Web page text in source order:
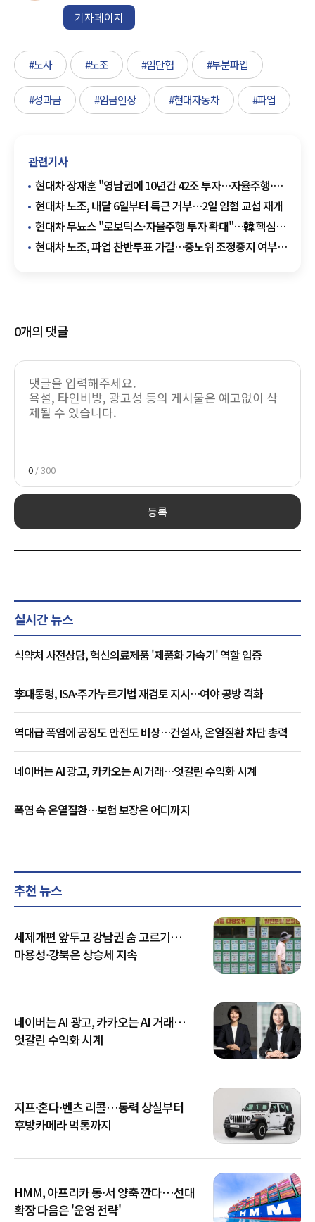
기자페이지
#노사 #노조 #임단협 #부분파업
#성과금 #임금인상 #현대자동차 #파업
관련기사
현대차 장재훈 "영남권에 10년간 42조 투자…자율주행·
미래항공 거점 육성"
현대차 노조, 내달 6일부터 특근 거부…2일 임협 교섭 재개
현대차 무뇨스 "로보틱스·자율주행 투자 확대"…韓 핵심
거점 육성
현대차 노조, 파업 찬반투표 가결…중노위 조정중지 여부
0개의 댓글
0 / 300
등록
실시간 뉴스
식약처 사전상담, 혁신의료제품 '제품화 가속기' 역할 입증
李대통령, ISA·주가누르기법 재검토 지시…여야 공방 격화
역대급 폭염에 공정도 안전도 비상…건설사, 온열질환 차단 총력
네이버는 AI 광고, 카카오는 AI 거래…엇갈린 수익화 시계
폭염 속 온열질환…보험 보장은 어디까지
추천 뉴스
세제개편 앞두고 강남권 숨 고르기…
마용성·강북은 상승세 지속
네이버는 AI 광고, 카카오는 AI 거래…
엇갈린 수익화 시계
지프·혼다·벤츠 리콜…동력 상실부터
후방카메라 먹통까지
HMM, 아프리카 동·서 양축 깐다…선대
확장 다음은 '운영 전략'